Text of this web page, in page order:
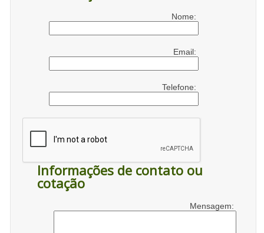
Nome:
Email:
Telefone:
Informações de contato ou
cotação
Mensagem: